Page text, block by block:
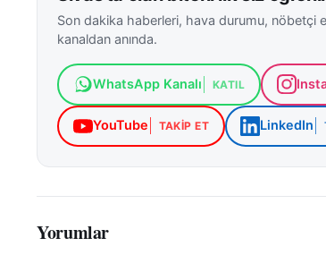
Son dakika haberleri, hava durumu, nöbetçi
kanaldan anında.
WhatsApp Kanalı KATIL
YouTube TAKIP ET LinkedIn
Yorumlar